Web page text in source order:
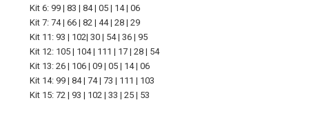
Kit 6: 99 | 83 | 84 | 05 | 14 | 06
Kit 7: 74 | 66 | 82 | 44 | 28 | 29
Kit 11: 93 | 102| 30 | 54 | 36 | 95
Kit 12: 105 | 104 | 111 | 17 | 28 | 54
Kit 13: 26 | 106 | 09 | 05 | 14 | 06
Kit 14: 99 | 84 | 74 | 73 | 111 | 103
Kit 15: 72 | 93 | 102 | 33 | 25 | 53